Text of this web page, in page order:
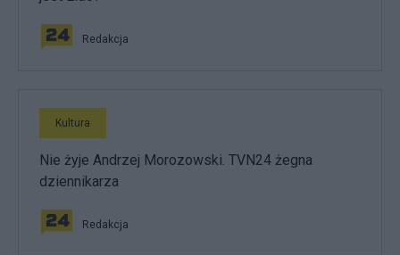
Redakcja
Kultura
Nie żyje Andrzej Morozowski. TVN24 żegna
dziennikarza
Redakcja